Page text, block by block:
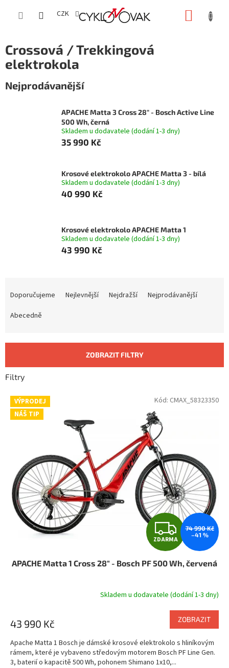
CZK
Crossová / Trekkingová
elektrokola
Nejprodávanější
APACHE Matta 3 Cross 28" - Bosch Active Line
500 Wh, černá
Skladem u dodavatele (dodání 1-3 dny)
35 990 Kč
Krosové elektrokolo APACHE Matta 3 - bílá
Skladem u dodavatele (dodání 1-3 dny)
40 990 Kč
Krosové elektrokolo APACHE Matta 1
Skladem u dodavatele (dodání 1-3 dny)
43 990 Kč
o
d
u
Doporučujeme Nejlevnější Nejdražší
Nejprodávanější
Abecedně
ZOBRAZIT FILTRY
Filtry
V
p
VÝPRODEJ
NÁŠ TIP
Z
D
A
R
M
A
ZDARMA
74 990 Kč
–41 %
APACHE Matta 1 Cross 28" - Bosch PF 500 Wh, červená
Skladem u dodavatele (dodání 1-3 dny)
43 990 Kč ZOBRAZIT
Apache Matta 1 Bosch je dámské krosové elektrokolo s hliníkovým
rámem, které je vybaveno středovým motorem Bosch PF Line Gen.
3, baterií o kapacitě 500 Wh, pohonem Shimano 1x10,...
Kód: CMAX_58323350